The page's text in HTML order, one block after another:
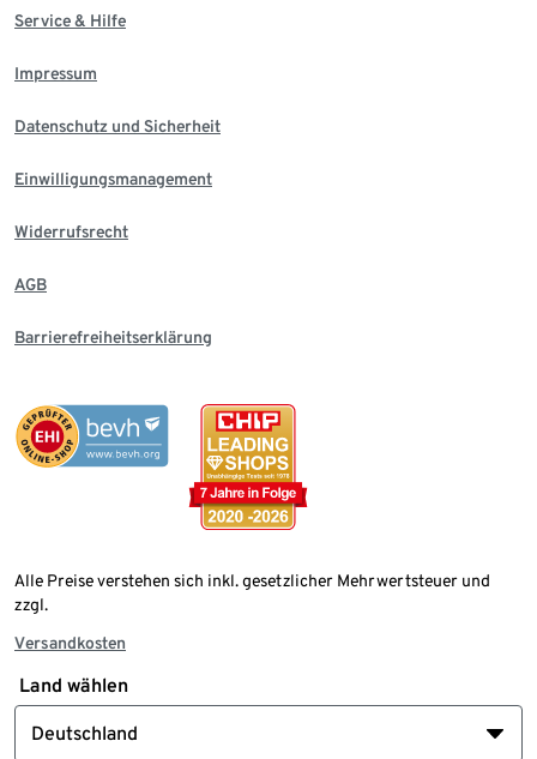
Service & Hilfe
Impressum
Datenschutz und Sicherheit
Einwilligungsmanagement
Widerrufsrecht
AGB
Barrierefreiheitserklärung
Alle Preise verstehen sich inkl. gesetzlicher Mehrwertsteuer und
zzgl.
Versandkosten
Land wählen
Deutschland